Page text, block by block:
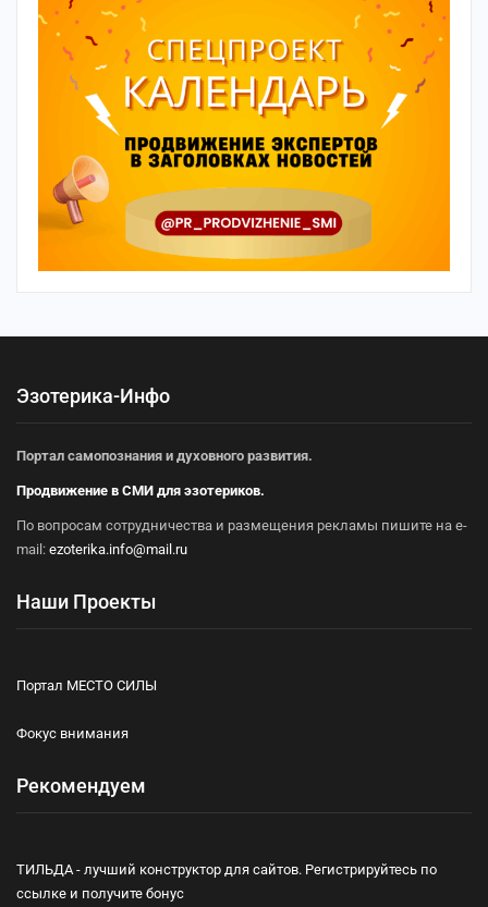
Эзотерика-Инфо
Портал самопознания и духовного развития.
Продвижение в СМИ для эзотериков.
По вопросам сотрудничества и размещения рекламы пишите на e-
mail: ezoterika.info@mail.ru
Наши Проекты
Портал МЕСТО СИЛЫ
Фокус внимания
Рекомендуем
ТИЛЬДА - лучший конструктор для сайтов. Регистрируйтесь по
ссылке и получите бонус